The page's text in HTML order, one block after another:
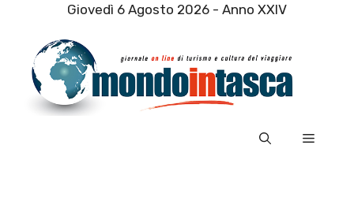
contenuto
Giovedì 6 Agosto 2026 - Anno XXIV
Menu